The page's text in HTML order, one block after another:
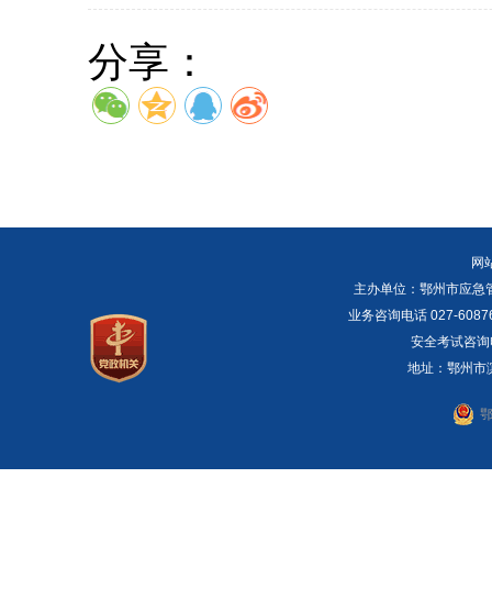
分享：
网
主办单位：鄂州市应
业务咨询电话 027-
安全考试咨
地址：鄂州市